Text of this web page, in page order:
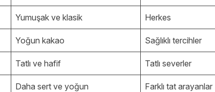
Yumuşak ve klasik Herkes
Yoğun kakao Sağlıklı tercihler
Tatlı ve hafif Tatlı severler
Daha sert ve yoğun
Farklı tat arayanlar